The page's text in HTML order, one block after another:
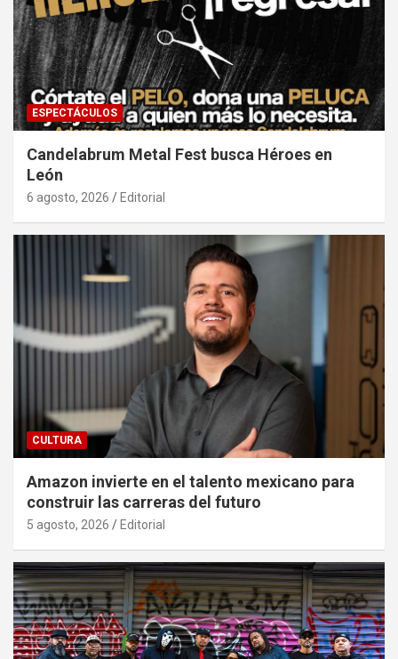
ESPECTÁCULOS
Candelabrum Metal Fest busca Héroes en
León
6 agosto, 2026 Editorial
CULTURA
Amazon invierte en el talento mexicano para
construir las carreras del futuro
5 agosto, 2026 Editorial